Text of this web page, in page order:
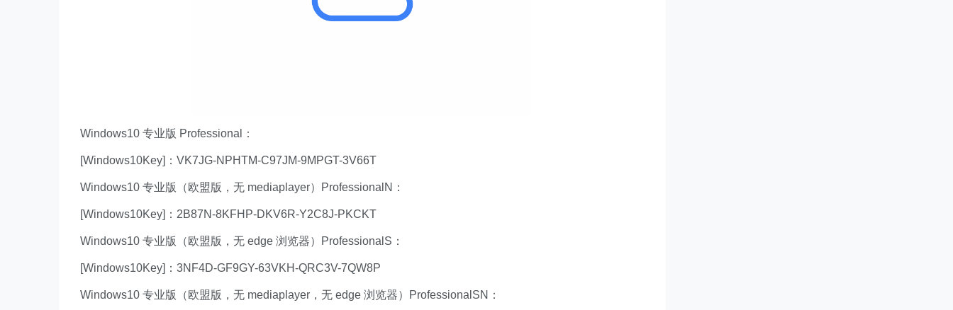
Windows10 专业版 Professional：
[Windows10Key]：VK7JG-NPHTM-C97JM-9MPGT-3V66T
Windows10 专业版（欧盟版，无 mediaplayer）ProfessionalN：
[Windows10Key]：2B87N-8KFHP-DKV6R-Y2C8J-PKCKT
Windows10 专业版（欧盟版，无 edge 浏览器）ProfessionalS：
[Windows10Key]：3NF4D-GF9GY-63VKH-QRC3V-7QW8P
Windows10 专业版（欧盟版，无 mediaplayer，无 edge 浏览器）ProfessionalSN：